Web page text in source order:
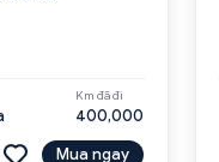
Km đã đi
400,000
Mua ngay